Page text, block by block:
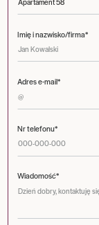
Imię i nazwisko/firma*
Adres e-mail*
Nr telefonu*
Wiadomość*